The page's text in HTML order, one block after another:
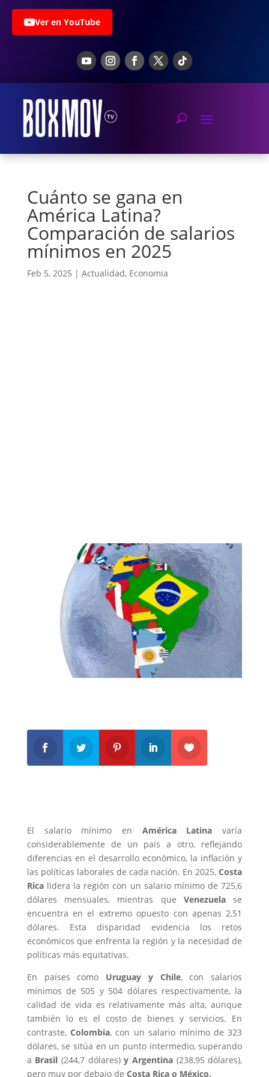
Ver en YouTube
Cuánto se gana en
América Latina?
Comparación de salarios
mínimos en 2025
Feb 5, 2025 | Actualidad, Economia
El salario mínimo en América Latina varía
considerablemente de un país a otro, reflejando
diferencias en el desarrollo económico, la inflación y
las políticas laborales de cada nación. En 2025,Costa
Ricalidera la región con un salario mínimo de 725,6
dólares mensuales, mientras que Venezuelase
encuentra en el extremo opuesto con apenas 2,51
dólares. Esta disparidad evidencia los retos
económicos que enfrenta la región y la necesidad de
políticas más equitativas.
En países como Uruguay y Chile, con salarios
mínimos de 505 y 504 dólares respectivamente, la
calidad de vida es relativamente más alta, aunque
también lo es el costo de bienes y servicios. En
contraste,Colombia, con un salario mínimo de 323
dólares, se sitúa en un punto intermedio, superando
a Brasil (244,7 dólares)y Argentina(238,95 dólares),
pero muy por debajo de Costa Rica o México.